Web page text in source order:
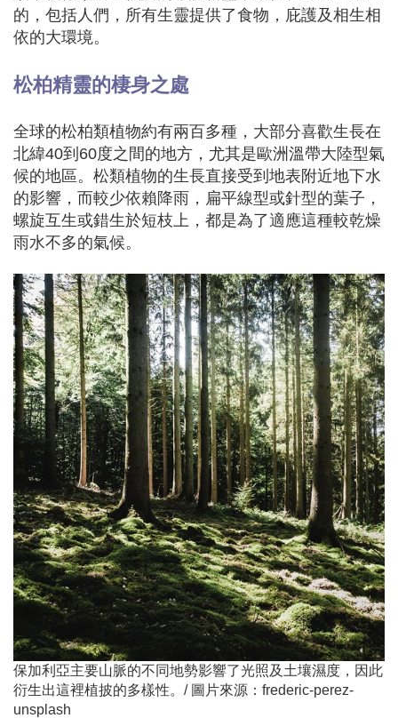
的，包括人們，所有生靈提供了食物，庇護及相生相
依的大環境。
松柏精靈的棲身之處
全球的松柏類植物約有兩百多種，大部分喜歡生長在
北緯40到60度之間的地方，尤其是歐洲溫帶大陸型氣
候的地區。松類植物的生長直接受到地表附近地下水
的影響，而較少依賴降雨，扁平線型或針型的葉子，
螺旋互生或錯生於短枝上，都是為了適應這種較乾燥
雨水不多的氣候。
保加利亞主要山脈的不同地勢影響了光照及土壤濕度，因此
衍生出這裡植披的多樣性。/ 圖片來源：frederic-perez-
unsplash